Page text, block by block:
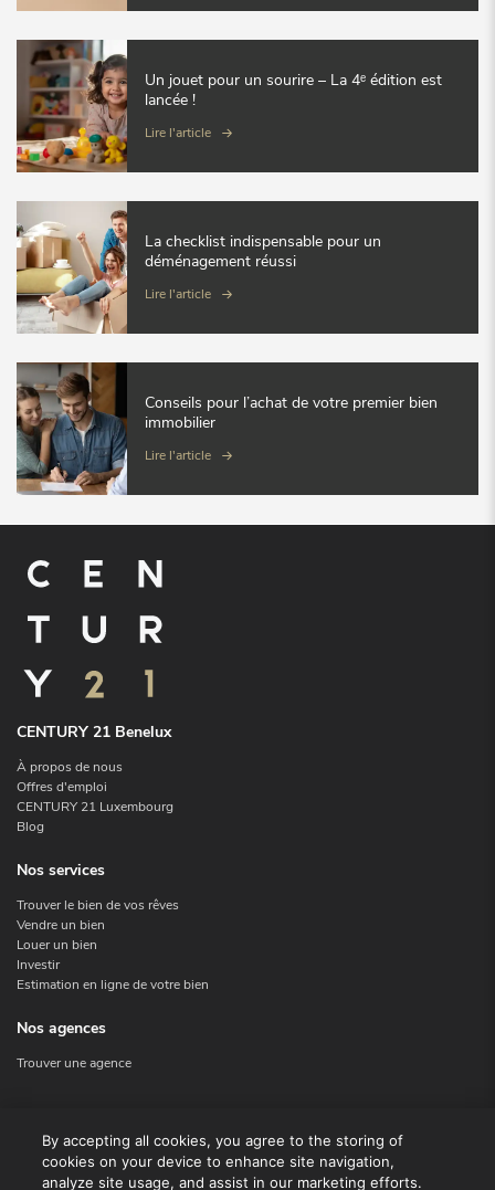
Un jouet pour un sourire – La 4ᵉ édition est
lancée !
Lire l'article
La checklist indispensable pour un
déménagement réussi
Lire l'article
Conseils pour l’achat de votre premier bien
immobilier
Lire l'article
CENTURY 21 Benelux
À propos de nous
Offres d'emploi
CENTURY 21 Luxembourg
Blog
Nos services
Trouver le bien de vos rêves
Vendre un bien
Louer un bien
Investir
Estimation en ligne de votre bien
Nos agences
Trouver une agence
Contact
Facebook
By accepting all cookies, you agree to the storing of
cookies on your device to enhance site navigation,
analyze site usage, and assist in our marketing efforts.